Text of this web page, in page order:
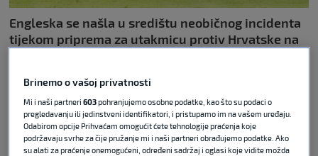
Engleska se našla u središtu neobičnog incidenta
tijekom priprema za utakmicu protiv Hrvatske na
Na putovanju iz West Palm Beacha prema Kansas
Cityju, gdje je smještena momčadThomasa
Tuchela, došlo je do krađe dijela opreme i osobnih
stvari članova reprezentacije.
Brinemo o vašoj privatnosti
Mi i naši partneri603pohranjujemo osobne podatke, kao što su podaci o
pregledavanju ili jedinstveni identifikatori, i pristupamo im na vašem uređaju.
Odabirom opcije Prihvaćam omogućit ćete tehnologije praćenja koje
podržavaju svrhe za čije pružanje mi i naši partneri obrađujemo podatke. Ako
su alati za praćenje onemogućeni, određeni sadržaj i oglasi koje vidite možda